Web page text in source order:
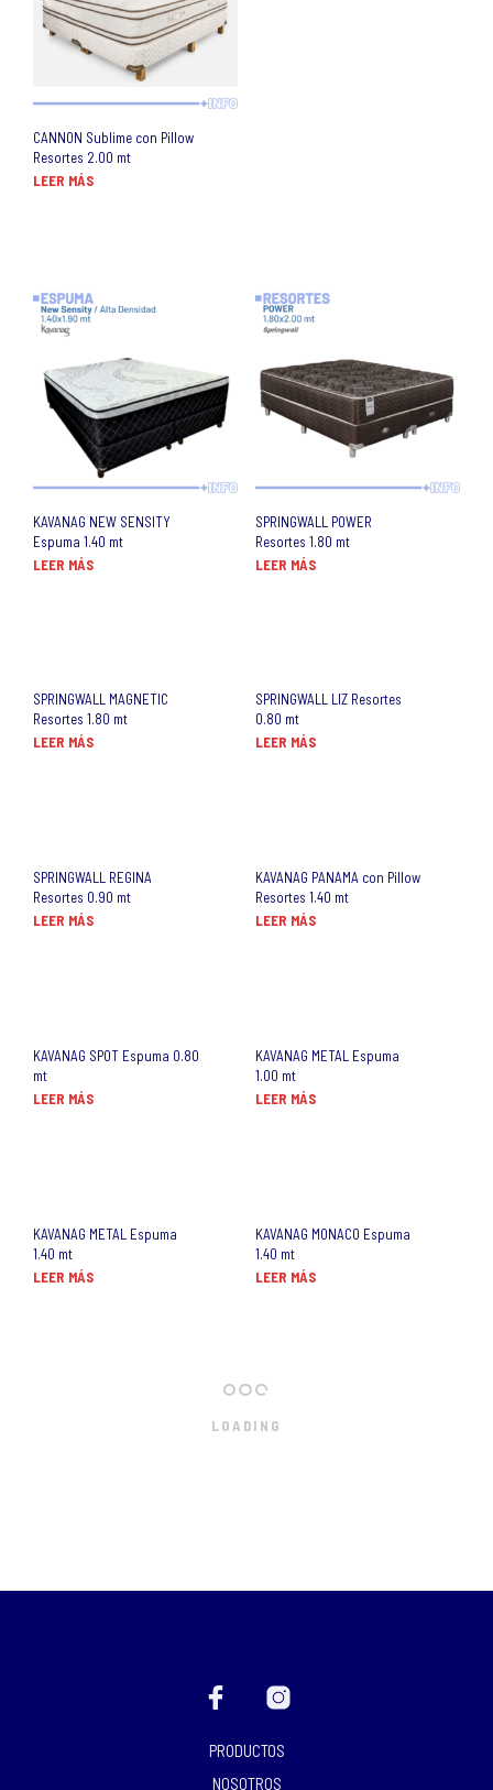
CANNON Sublime con Pillow
Resortes 2.00 mt
LEER MÁS
KAVANAG NEW SENSITY
Espuma 1.40 mt
LEER MÁS
SPRINGWALL POWER
Resortes 1.80 mt
LEER MÁS
SPRINGWALL MAGNETIC
Resortes 1.80 mt
LEER MÁS
SPRINGWALL LIZ Resortes
0.80 mt
LEER MÁS
SPRINGWALL REGINA
Resortes 0.90 mt
LEER MÁS
KAVANAG PANAMA con Pillow
Resortes 1.40 mt
LEER MÁS
KAVANAG SPOT Espuma 0.80
mt
LEER MÁS
KAVANAG METAL Espuma
1.00 mt
LEER MÁS
KAVANAG METAL Espuma
1.40 mt
LEER MÁS
KAVANAG MONACO Espuma
1.40 mt
LEER MÁS
LOADING
PRODUCTOS
NOSOTROS